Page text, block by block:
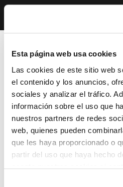
Esta página web usa cookies
Las cookies de este sitio web
el contenido y los anuncios,
sociales y analizar el tráfico.
información sobre el uso que
nuestros partners de redes
web, quienes pueden
que les haya proporcionado o
partir del uso que haya hecho